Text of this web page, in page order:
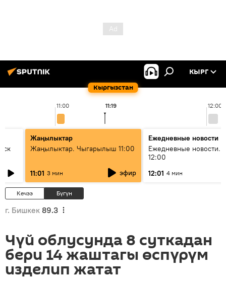
Кыргызстан
КЫРГ
11:00 12:00
11:19
Жаңылыктар
Жаңылыктар. Чыгарылыш 11:00
11:01 3 мин эфир
Ежедневные новости
Ежедневные новости.
12:00
12:01 4 мин
Кечээ Бүгүн
г. Бишкек 89.3
Чүй облусунда 8 суткадан
бери 14 жаштагы өспүрүм
изделип жатат